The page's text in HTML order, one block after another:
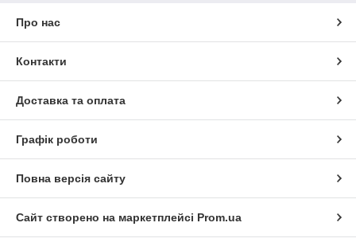
Про нас
Контакти
Доставка та оплата
Графік роботи
Повна версія сайту
Сайт створено на маркетплейсі Prom.ua